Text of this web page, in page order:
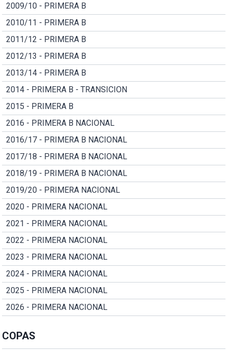
2009/10 - PRIMERA B
2010/11 - PRIMERA B
2011/12 - PRIMERA B
2012/13 - PRIMERA B
2013/14 - PRIMERA B
2014 - PRIMERA B - TRANSICION
2015 - PRIMERA B
2016 - PRIMERA B NACIONAL
2016/17 - PRIMERA B NACIONAL
2017/18 - PRIMERA B NACIONAL
2018/19 - PRIMERA B NACIONAL
2019/20 - PRIMERA NACIONAL
2020 - PRIMERA NACIONAL
2021 - PRIMERA NACIONAL
2022 - PRIMERA NACIONAL
2023 - PRIMERA NACIONAL
2024 - PRIMERA NACIONAL
2025 - PRIMERA NACIONAL
2026 - PRIMERA NACIONAL
COPAS